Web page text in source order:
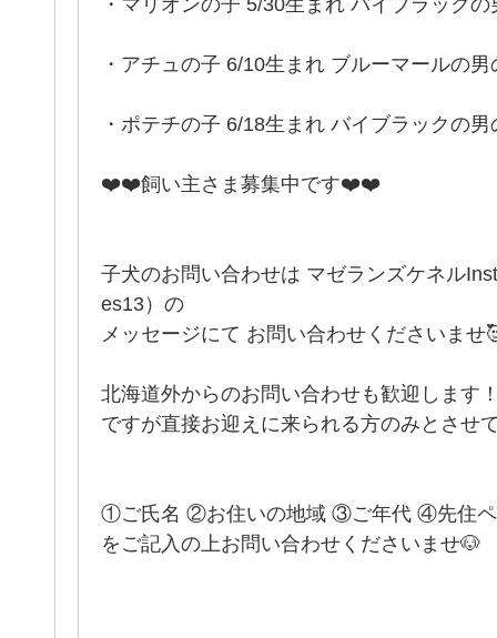
・アチュの子 6/10生まれ ブルーマールの
・ポテチの子 6/18生まれ バイブラックの
❤️❤️飼い主さま募集中です❤️❤️
子犬のお問い合わせは マゼランズケネル
es13）の
メッセージにて お問い合わせくださいませ
北海道外からのお問い合わせも歓迎します
ですが直接お迎えに来られる方のみとさせ
①ご氏名 ②お住いの地域 ③ご年代 ④先住ペ
をご記入の上お問い合わせくださいませ🐶